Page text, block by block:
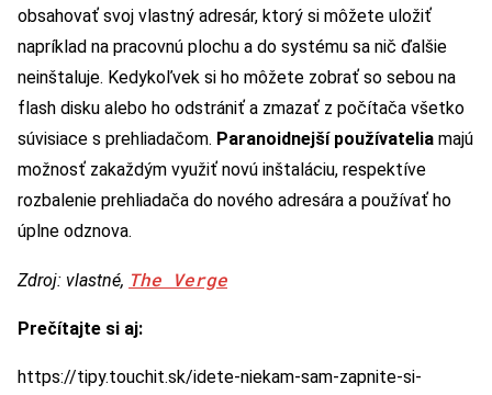
obsahovať svoj vlastný adresár, ktorý si môžete uložiť
napríklad na pracovnú plochu a do systému sa nič ďalšie
neinštaluje. Kedykoľvek si ho môžete zobrať so sebou na
flash disku alebo ho odstrániť a zmazať z počítača všetko
súvisiace s prehliadačom. Paranoidnejší používatelia majú
možnosť zakaždým využiť novú inštaláciu, respektíve
rozbalenie prehliadača do nového adresára a používať ho
úplne odznova.
Zdroj: vlastné, The Verge
Prečítajte si aj:
https://tipy.touchit.sk/idete-niekam-sam-zapnite-si-